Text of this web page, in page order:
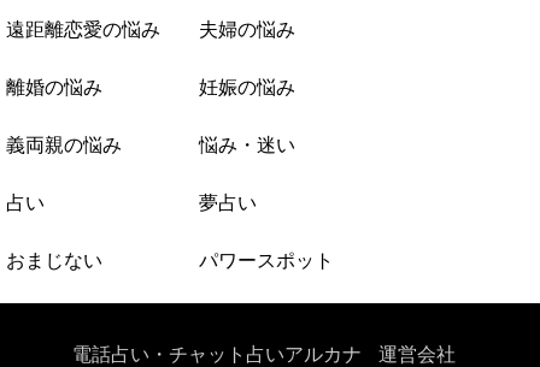
遠距離恋愛の悩み 夫婦の悩み
離婚の悩み 妊娠の悩み
義両親の悩み 悩み・迷い
占い 夢占い
おまじない パワースポット
電話占い・チャット占いアルカナ 運営会社